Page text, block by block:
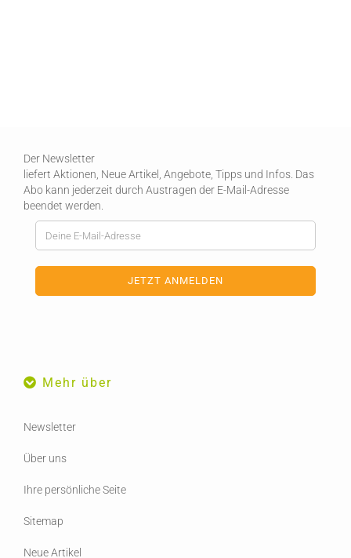
Der Newsletter
liefert Aktionen, Neue Artikel, Angebote, Tipps und Infos. Das
Abo kann jederzeit durch Austragen der E-Mail-Adresse
beendet werden.
Mehr über
Newsletter
Über uns
Ihre persönliche Seite
Sitemap
Neue Artikel